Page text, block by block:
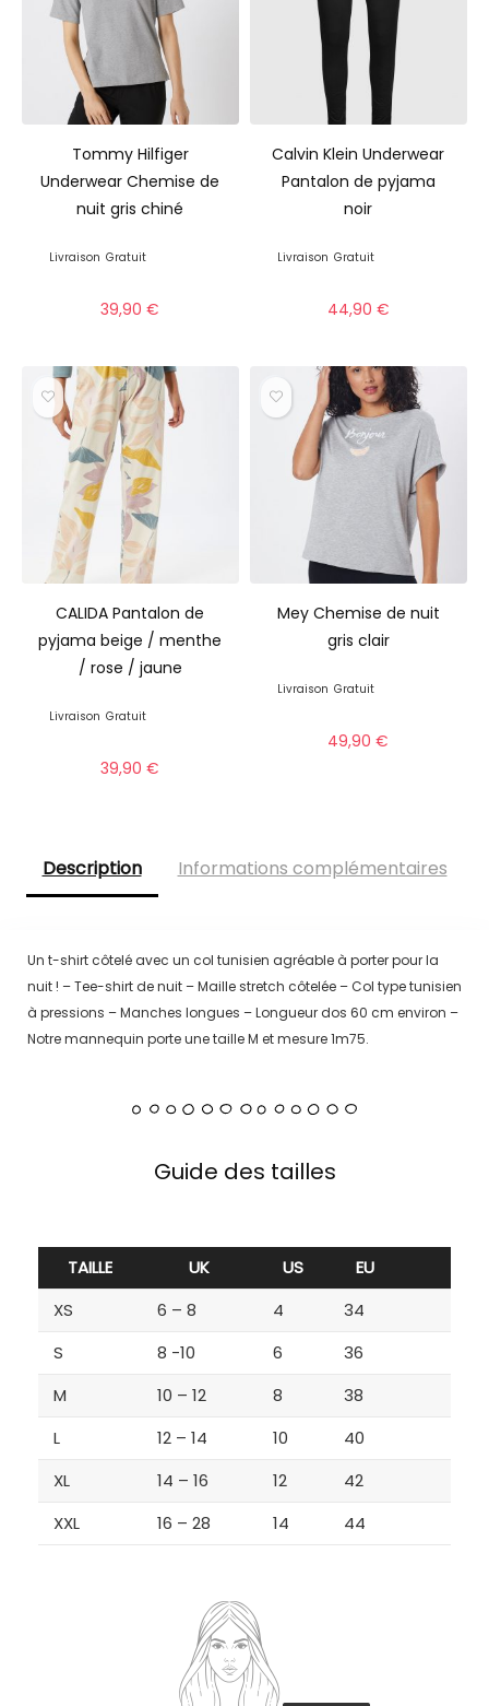
Tommy Hilfiger
Underwear Chemise de
nuit gris chiné
Livraison Gratuit
39,90€
Calvin Klein Underwear
Pantalon de pyjama
noir
Livraison Gratuit
44,90 €
CALIDA Pantalon de
pyjama beige / menthe
/ rose / jaune
Livraison Gratuit
39,90€
Mey Chemise de nuit
gris clair
Livraison Gratuit
49,90€
Description Informations complémentaires
Un t-shirt côtelé avec un col tunisien agréable à porter pour la
nuit ! – Tee-shirt de nuit – Maille stretch côtelée – Col type tunisien
à pressions – Manches longues – Longueur dos 60 cm environ –
Notre mannequin porte une taille M et mesure 1m75.
Guide des tailles
TAILLE UK US
EU
XS
6 – 8 4
34
S
8 -10 6
36
M
10 – 12 8
38
L
12 – 14 10
40
XL
14 – 16 12
42
XXL
16 – 28 14 44